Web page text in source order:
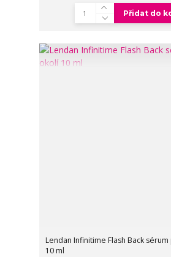
Přidat do
Lendan Infinitime Flash Back
10 ml